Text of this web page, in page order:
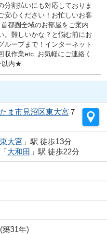
割払いにも対応しておりま
心ください！お忙しいお客
都圏全域のお部屋をご案内
難しいかな？と悩む前にお
ループまで！インターネット
収作業etc..お気軽にご連絡く
以内★
ま市見沼区東大宮 ７
東大宮 」駅 徒歩13分
「 大和田 」駅 徒歩22分
築31年)